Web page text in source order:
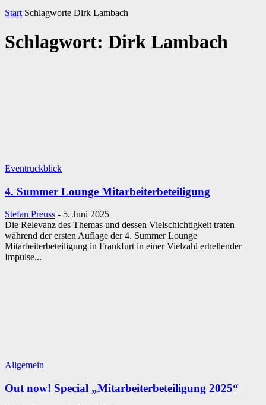
Start Schlagworte Dirk Lambach
Schlagwort: Dirk Lambach
Eventrückblick
4. Summer Lounge Mitarbeiterbeteiligung
Stefan Preuss - 5. Juni 2025
Die Relevanz des Themas und dessen Vielschichtigkeit traten
während der ersten Auflage der 4. Summer Lounge
Mitarbeiterbeteiligung in Frankfurt in einer Vielzahl erhellender
Impulse...
Allgemein
Out now! Special „Mitarbeiterbeteiligung 2025“